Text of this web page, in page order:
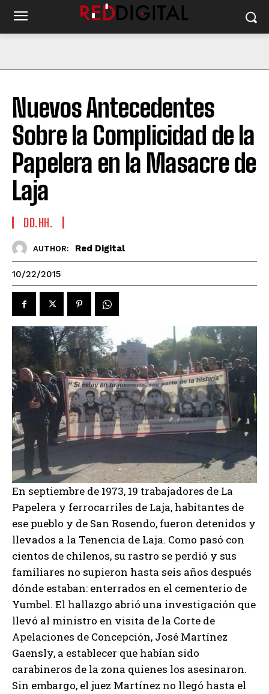
Nuevos Antecedentes
Sobre la Complicidad de la
Papelera en la Masacre de
Laja
DD.HH.
AUTHOR: Red Digital
10/22/2015
En septiembre de 1973, 19 trabajadores de La
Papelera y ferrocarriles de Laja, habitantes de
ese pueblo y de San Rosendo, fueron detenidos y
llevados a la Tenencia de Laja. Como pasó con
cientos de chilenos, su rastro se perdió y sus
familiares no supieron hasta seis años después
dónde estaban: enterrados en el cementerio de
Yumbel. El hallazgo abrió una investigación que
llevó al ministro en visita de la Corte de
Apelaciones de Concepción, José Martínez
Gaensly, a establecer que habían sido
carabineros de la zona quienes los asesinaron.
Sin embargo, el juez Martínez no llegó hasta el